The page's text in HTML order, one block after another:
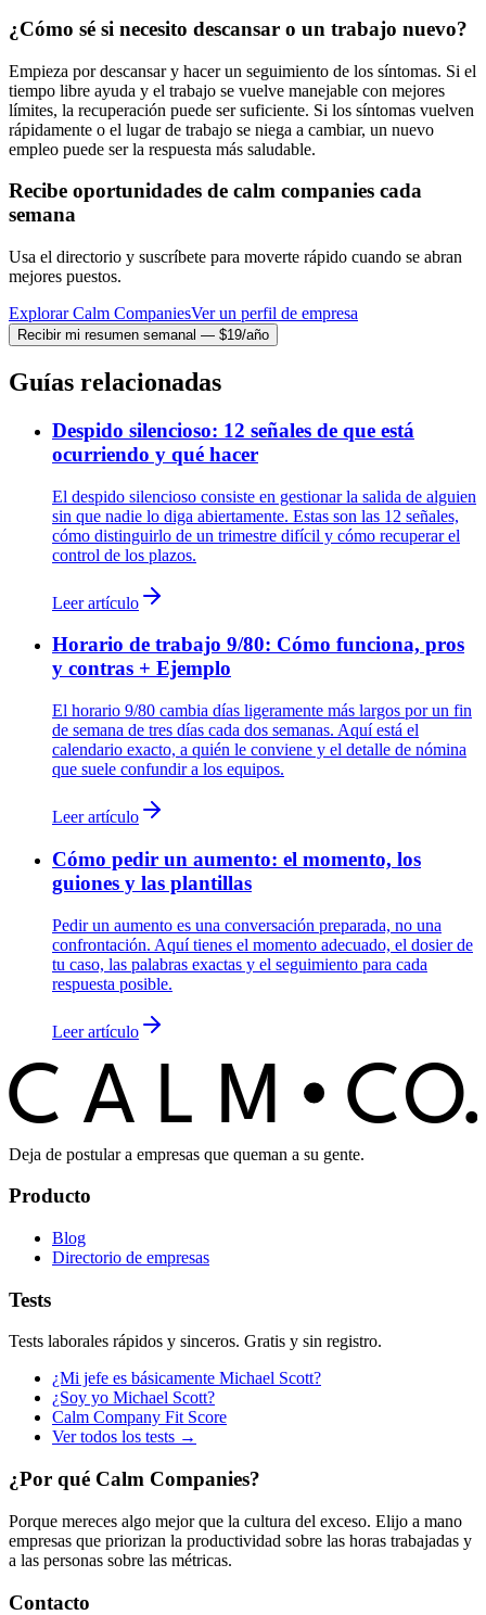
¿Cómo sé si necesito descansar o un trabajo nuevo?
Empieza por descansar y hacer un seguimiento de los síntomas. Si el
tiempo libre ayuda y el trabajo se vuelve manejable con mejores
límites, la recuperación puede ser suficiente. Si los síntomas vuelven
rápidamente o el lugar de trabajo se niega a cambiar, un nuevo
empleo puede ser la respuesta más saludable.
Recibe oportunidades de calm companies cada
semana
Usa el directorio y suscríbete para moverte rápido cuando se abran
mejores puestos.
Explorar Calm CompaniesVer un perfil de empresa
Recibir mi resumen semanal — $19/año
Guías relacionadas
Despido silencioso: 12 señales de que está
ocurriendo y qué hacer
El despido silencioso consiste en gestionar la salida de alguien
sin que nadie lo diga abiertamente. Estas son las 12 señales,
cómo distinguirlo de un trimestre difícil y cómo recuperar el
control de los plazos.
Leer artículo
Horario de trabajo 9/80: Cómo funciona, pros
y contras + Ejemplo
El horario 9/80 cambia días ligeramente más largos por un fin
de semana de tres días cada dos semanas. Aquí está el
calendario exacto, a quién le conviene y el detalle de nómina
que suele confundir a los equipos.
Leer artículo
Cómo pedir un aumento: el momento, los
guiones y las plantillas
Pedir un aumento es una conversación preparada, no una
confrontación. Aquí tienes el momento adecuado, el dosier de
tu caso, las palabras exactas y el seguimiento para cada
respuesta posible.
Leer artículo
C ALM C O.
Deja de postular a empresas que queman a su gente.
Producto
Blog
Directorio de empresas
Tests
Tests laborales rápidos y sinceros. Gratis y sin registro.
¿Mi jefe es básicamente Michael Scott?
¿Soy yo Michael Scott?
Calm Company Fit Score
Ver todos los tests →
¿Por qué Calm Companies?
Porque mereces algo mejor que la cultura del exceso. Elijo a mano
empresas que priorizan la productividad sobre las horas trabajadas y
a las personas sobre las métricas.
Contacto